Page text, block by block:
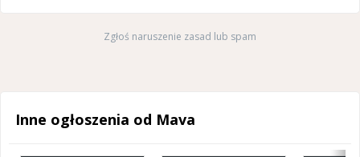
Zgłoś naruszenie zasad lub spam
Inne ogłoszenia od Mava